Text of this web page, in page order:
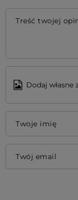
Treść twojej
Dodaj własne
Twoje imię
Twój email